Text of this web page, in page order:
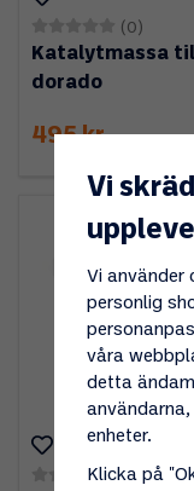
(0)
Katalytmassa
dorado
495 kr
(0)
Vi
Vi använder
personlig
våra
detta
enheter.
Klicka på